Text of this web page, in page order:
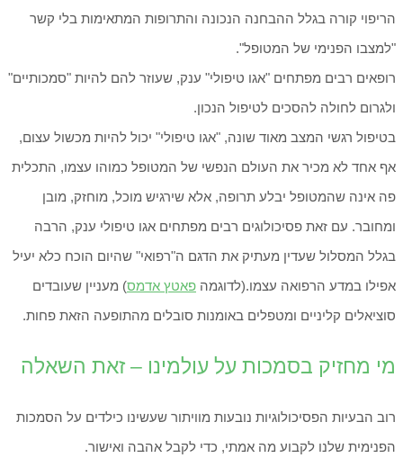
הריפוי קורה בגלל ההבחנה הנכונה והתרופות המתאימות בלי קשר
"למצבו הפנימי של המטופל".
רופאים רבים מפתחים "אגו טיפולי" ענק, שעוזר להם להיות "סמכותיים"
ולגרום לחולה להסכים לטיפול הנכון.
בטיפול רגשי המצב מאוד שונה, "אגו טיפולי" יכול להיות מכשול עצום,
אף אחד לא מכיר את העולם הנפשי של המטופל כמוהו עצמו, התכלית
פה אינה שהמטופל יבלע תרופה, אלא שירגיש מוכל, מוחזק, מובן
ומחובר. עם זאת פסיכולוגים רבים מפתחים אגו טיפולי ענק, הרבה
בגלל המסלול שעדין מעתיק את הדגם ה"רפואי" שהיום הוכח כלא יעיל
אפילו במדע הרפואה עצמו.(לדוגמה פאטץ אדמס) מעניין שעובדים
סוציאלים קליניים ומטפלים באומנות סובלים מהתופעה הזאת פחות.
מי מחזיק בסמכות על עולמינו – זאת השאלה
רוב הבעיות הפסיכולוגיות נובעות מוויתור שעשינו כילדים על הסמכות
הפנימית שלנו לקבוע מה אמתי, כדי לקבל אהבה ואישור.